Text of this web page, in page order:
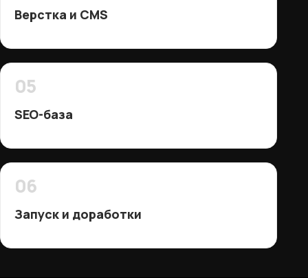
Верстка и CMS
05
SEO-база
06
Запуск и доработки